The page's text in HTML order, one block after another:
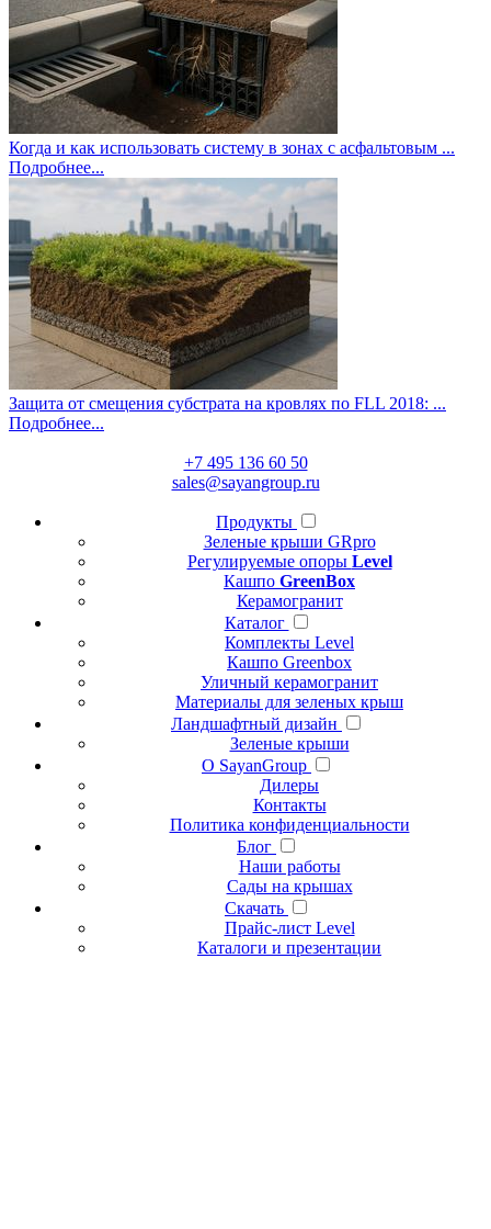
Когда и как использовать систему в зонах с асфальтовым ...
Подробнее...
Защита от смещения субстрата на кровлях по FLL 2018: ...
Подробнее...
+7 495 136 60 50
sales@sayangroup.ru
Продукты
Зеленые крыши GRpro
Регулируемые опоры Level
Кашпо GreenBox
Керамогранит
Каталог
Комплекты Level
Кашпо Greenbox
Уличный керамогранит
Материалы для зеленых крыш
Ландшафтный дизайн
Зеленые крыши
О SayanGroup
Дилеры
Контакты
Политика конфиденциальности
Блог
Наши работы
Сады на крышах
Скачать
Прайс-лист Level
Каталоги и презентации